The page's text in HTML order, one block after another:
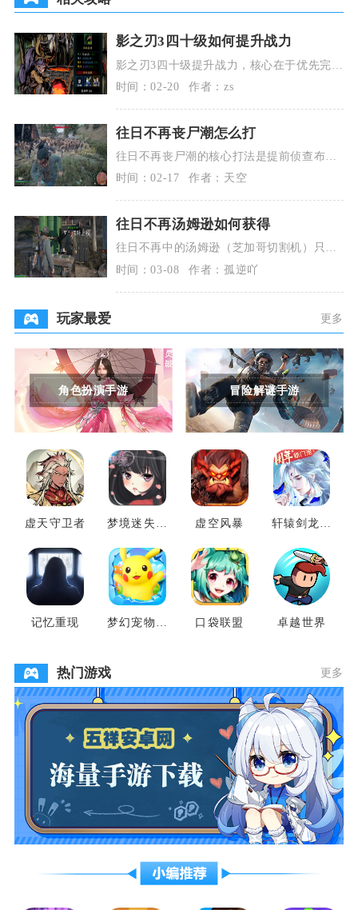
影之刃3四十级如何提升战力
影之刃3四十级提升战力，核心在于优先完善
装备养成、优化技能链搭配，再用心法、刻
印与日常玩法
时间：02-20 作者：zs
往日不再丧尸潮怎么打
往日不再丧尸潮的核心打法是提前侦查布
控、依托地形拉扯、范围伤害清场、持续火
力压制、灵活逃生
时间：02-17 作者：天空
往日不再汤姆逊如何获得
往日不再中的汤姆逊（芝加哥切割机）只能
在巫师岛营地商人处购买获取，是游戏后期
解锁的强力冲锋
时间：03-08 作者：孤逆吖
玩家最爱 更多
角色扮演手游 冒险解谜手游
虚天守卫者
梦境迷失之
虚空风暴
轩辕剑龙舞
记忆重现
梦幻宠物联
口袋联盟 卓越世界
热门游戏 更多